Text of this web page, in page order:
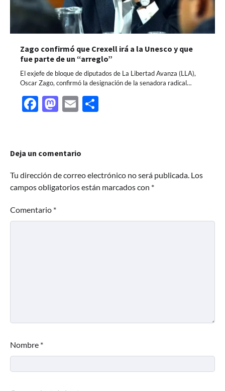
Zago confirmó que Crexell irá a la Unesco y que
fue parte de un “arreglo”
El exjefe de bloque de diputados de La Libertad Avanza (LLA),
Oscar Zago, confirmó la designación de la senadora radical…
Facebook
Mastodon
Email
Deja un comentario
Tu dirección de correo electrónico no será publicada. Los
campos obligatorios están marcados con *
Comentario *
Nombre *